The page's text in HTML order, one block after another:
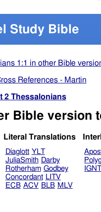
Study Bible
1:1 in other Bible
References - Martin
2 Thessalonians
Literal Translations
Diaglott YLT
JuliaSmith Darby
Rotherham Godbey
Concordant LITV
ECB ACV BLB MLV
IGNT